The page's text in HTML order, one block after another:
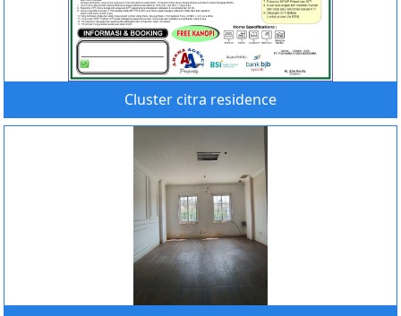
Cluster citra residence